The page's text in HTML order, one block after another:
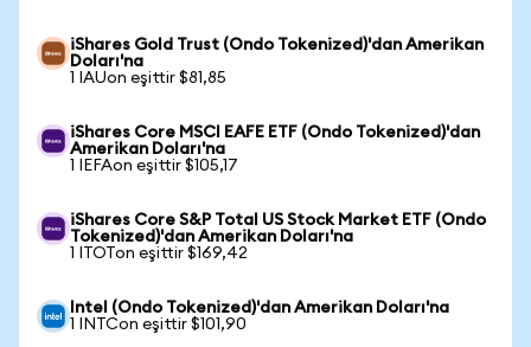
iShares Gold Trust (Ondo Tokenized)'dan Amerikan
Doları'na
1 IAUon eşittir $81,85
iShares Core MSCI EAFE ETF (Ondo Tokenized)'dan
Amerikan Doları'na
1 IEFAon eşittir $105,17
iShares Core S&P Total US Stock Market ETF (Ondo
Tokenized)'dan Amerikan Doları'na
1 ITOTon eşittir $169,42
Intel (Ondo Tokenized)'dan Amerikan Doları'na
1 INTCon eşittir $101,90